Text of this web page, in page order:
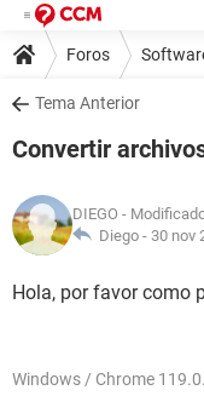
Foros
Tema Anterior
Convertir
DIEGO -
Diego - 30 nov
Hola, por favor como
Windows / Chrome